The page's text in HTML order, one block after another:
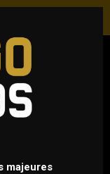
majeures